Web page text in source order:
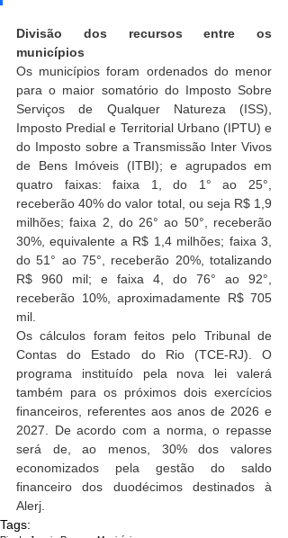
Divisão dos recursos entre os
municípios
Os municípios foram ordenados do menor
para o maior somatório do Imposto Sobre
Serviços de Qualquer Natureza (ISS),
Imposto Predial e Territorial Urbano (IPTU) e
do Imposto sobre a Transmissão Inter Vivos
de Bens Imóveis (ITBI); e agrupados em
quatro faixas: faixa 1, do 1° ao 25°,
receberão 40% do valor total, ou seja R$ 1,9
milhões; faixa 2, do 26° ao 50°, receberão
30%, equivalente a R$ 1,4 milhões; faixa 3,
do 51° ao 75°, receberão 20%, totalizando
R$ 960 mil; e faixa 4, do 76° ao 92°,
receberão 10%, aproximadamente R$ 705
mil.
Os cálculos foram feitos pelo Tribunal de
Contas do Estado do Rio (TCE-RJ). O
programa instituído pela nova lei valerá
também para os próximos dois exercícios
financeiros, referentes aos anos de 2026 e
2027. De acordo com a norma, o repasse
será de, ao menos, 30% dos valores
economizados pela gestão do saldo
financeiro dos duodécimos destinados à
Alerj.
Tags: